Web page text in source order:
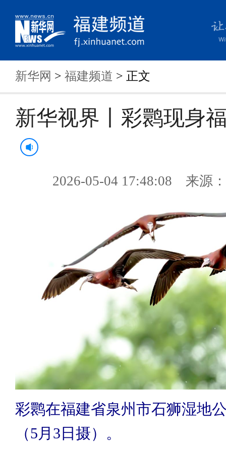
新华网 > 福建频道 > 正文
新华视界丨彩鹮现身
2026-05-04 17:48:08 来源
彩鹮在福建省泉州市石狮湿地
（5月3日摄）。